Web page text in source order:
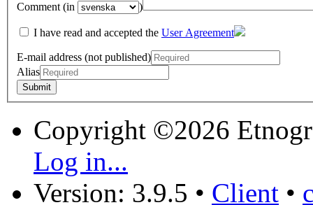
Comment (in )
I have read and accepted the User Agreement
E-mail address (not published)
Alias
Copyright ©2026
Log in...
Version: 3.9.5 • Client •